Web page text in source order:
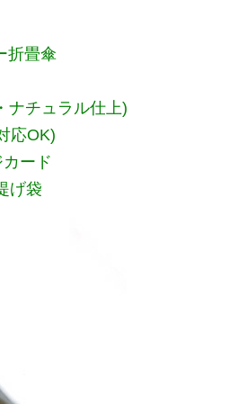
折畳傘
ナチュラル仕上)
応OK)
ード
げ袋